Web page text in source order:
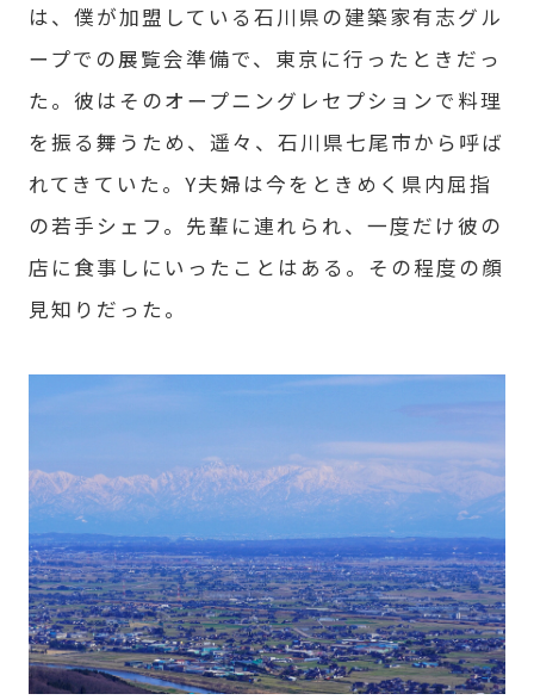
は、僕が加盟している石川県の建築家有志グル
ープでの展覧会準備で、東京に行ったときだっ
た。彼はそのオープニングレセプションで料理
を振る舞うため、遥々、石川県七尾市から呼ば
れてきていた。Y夫婦は今をときめく県内屈指
の若手シェフ。先輩に連れられ、一度だけ彼の
店に食事しにいったことはある。その程度の顔
見知りだった。